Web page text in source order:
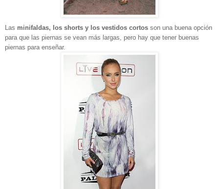
Las minifaldas, los shorts y los vestidos cortos son una buena opción
para que las piernas se vean más largas, pero hay que tener buenas
piernas para enseñar.